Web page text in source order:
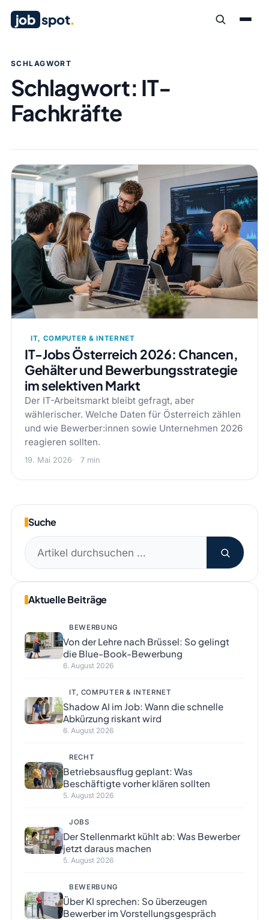
job spot.
SCHLAGWORT
Schlagwort: IT-
Fachkräfte
IT, COMPUTER & INTERNET
IT-Jobs Österreich 2026: Chancen,
Gehälter und Bewerbungsstrategie
im selektiven Markt
Der IT-Arbeitsmarkt bleibt gefragt, aber
wählerischer. Welche Daten für Österreich zählen
und wie Bewerber:innen sowie Unternehmen 2026
reagieren sollten.
19. Mai 2026 7 min
Suche
Suchen
nach:
Aktuelle Beiträge
BEWERBUNG
Von der Lehre nach Brüssel: So gelingt
die Blue-Book-Bewerbung
6. August 2026
IT, COMPUTER & INTERNET
Shadow AI im Job: Wann die schnelle
Abkürzung riskant wird
6. August 2026
RECHT
Betriebsausflug geplant: Was
Beschäftigte vorher klären sollten
5. August 2026
JOBS
Der Stellenmarkt kühlt ab: Was Bewerber
jetzt daraus machen
5. August 2026
BEWERBUNG
Über KI sprechen: So überzeugen
Bewerber im Vorstellungsgespräch